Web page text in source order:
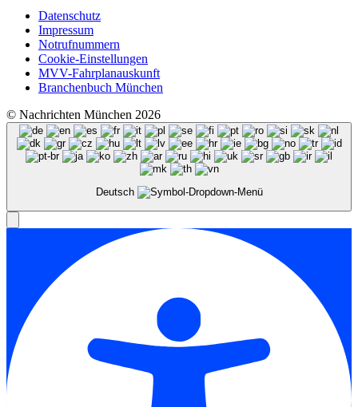
Datenschutz
Impressum
Notrufnummern
Cookie-Einstellungen
MVV-Fahrplanauskunft
Branchenbuch München
© Nachrichten München 2026
Deutsch